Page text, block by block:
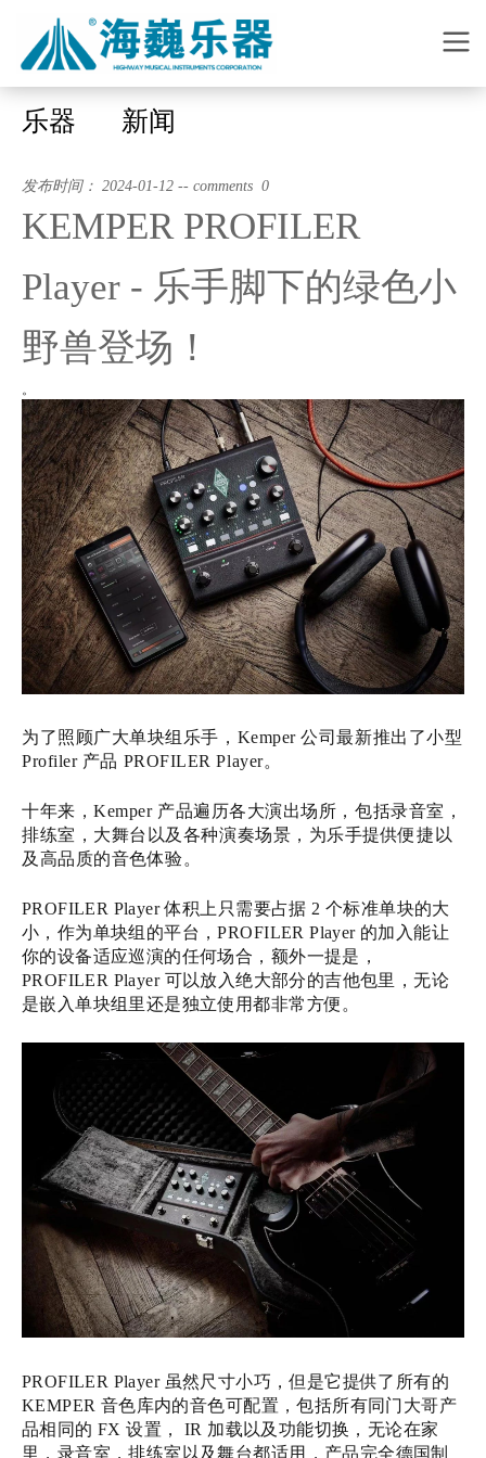
乐器 新闻
发布时间： 2024-01-12 -- comments 0
KEMPER PROFILER
Player - 乐手脚下的绿色小
野兽登场！
。
为了照顾广大单块组乐手，Kemper 公司最新推出了小型
Profiler 产品 PROFILER Player。
十年来，Kemper 产品遍历各大演出场所，包括录音室，
排练室，大舞台以及各种演奏场景，为乐手提供便捷以
及高品质的音色体验。‍‍‍‍‍‍‍‍
PROFILER Player 体积上只需要占据 2 个标准单块的大
小，作为单块组的平台，PROFILER Player 的加入能让
你的设备适应巡演的任何场合，额外一提是，
PROFILER Player 可以放入绝大部分的吉他包里，无论
是嵌入单块组里还是独立使用都非常方便。‍‍‍‍‍‍‍‍‍‍‍‍‍‍‍‍‍‍‍‍
PROFILER Player 虽然尺寸小巧，但是它提供了所有的
KEMPER 音色库内的音色可配置，包括所有同门大哥产
品相同的 FX 设置， IR 加载以及功能切换，无论在家
里，录音室，排练室以及舞台都适用，产品完全德国制